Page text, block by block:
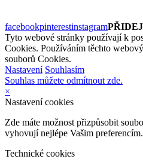
facebookpinterestinstagram
Tyto webové stránky používají k
Cookies. Používáním těchto
souborů Cookies.
Nastavení Souhlasím
Souhlas můžete odmítnout zde.
×
Nastavení cookies
Zde máte možnost přizpůsobit
vyhovují nejlépe Vašim preferencím.
Technické cookies